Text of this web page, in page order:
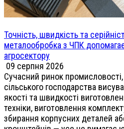
Точність, швидкість та
металообробка з ЧПК
агросектору
09 серпня 2026
Сучасний ринок
сільського господарства
якості та швидкості
техніки, виготовлення
збирання корпусних деталей